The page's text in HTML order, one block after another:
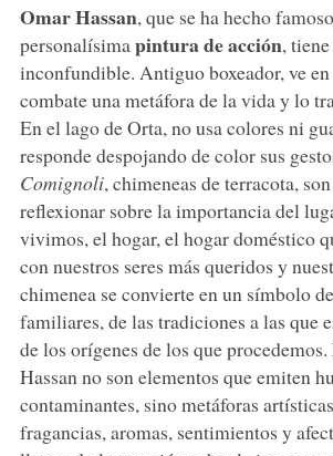
Omar Hassan, que se ha hecho
personalísima pintura de acción,
inconfundible. Antiguo boxeador, ve
combate una metáfora de la vida y lo
En el lago de Orta, no usa colores ni
responde despojando de color sus
Comignoli, chimeneas de terracota,
reflexionar sobre la importancia del
vivimos, el hogar, el hogar doméstico
con nuestros seres más queridos y
chimenea se convierte en un símbolo
familiares, de las tradiciones a las que
de los orígenes de los que
Hassan no son elementos que emiten
contaminantes, sino metáforas
fragancias, aromas, sentimientos y